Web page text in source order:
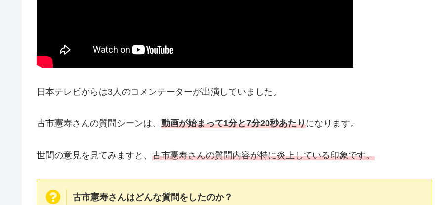
日本テレビからは3人のコメンテーターが出演していました。
古市憲寿さんの質問シーンは、 動画が始まって1分と7分20秒あたりになります。
世間の意見を見てみますと、 古市憲寿さんの質問内容が特に炎上している印象です。
古市憲寿さんはどんな質問をしたのか？